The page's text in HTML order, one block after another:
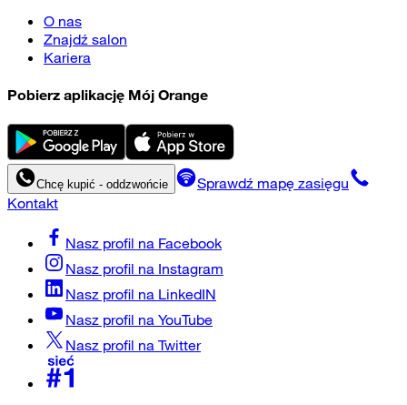
O nas
Znajdź salon
Kariera
Pobierz aplikację Mój Orange
Chcę kupić - oddzwońcie
Sprawdź mapę zasięgu
Kontakt
Nasz profil na Facebook
Nasz profil na Instagram
Nasz profil na LinkedIN
Nasz profil na YouTube
Nasz profil na Twitter